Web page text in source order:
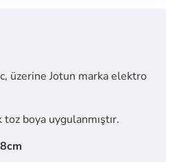
üzerine Jotun marka elektro
boya uygulanmıştır.